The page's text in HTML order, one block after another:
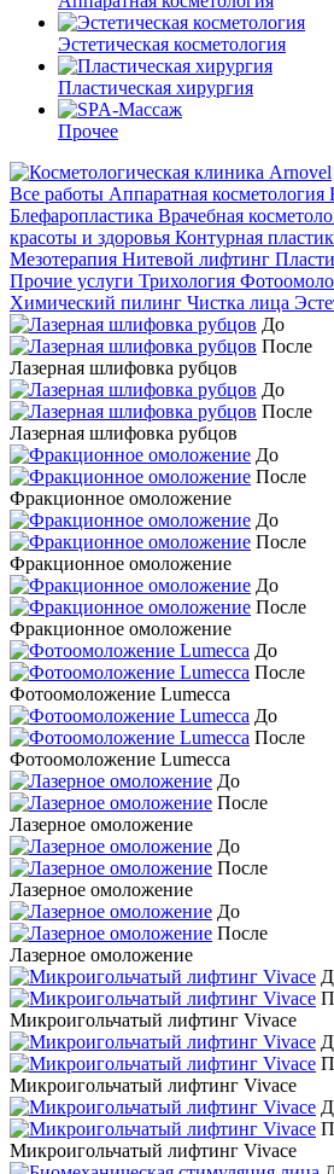
Эстетическая косметология
Пластическая хирургия
Прочее
Все работы Аппаратная косметология
Блефаропластика Врачебная
красоты и здоровья Контурная
Мезотерапия Нитевой лифтинг
Прочие услуги Трихология
Химический пилинг Чистка лица
До
После
Лазерная шлифовка рубцов
До
После
Лазерная шлифовка рубцов
До
После
Фракционное омоложение
До
После
Фракционное омоложение
До
После
Фракционное омоложение
До
После
Фотоомоложение Lumecca
До
После
Фотоомоложение Lumecca
До
После
Лазерное омоложение
До
После
Лазерное омоложение
До
После
Лазерное омоложение
Микроигольчатый лифтинг Vivace
Микроигольчатый лифтинг Vivace
Микроигольчатый лифтинг Vivace